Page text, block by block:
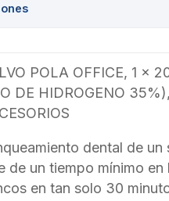
POLA OFFICE, 1 x
DE HIDROGENO
dental de
de un tiempo mínimo
en tan solo 30